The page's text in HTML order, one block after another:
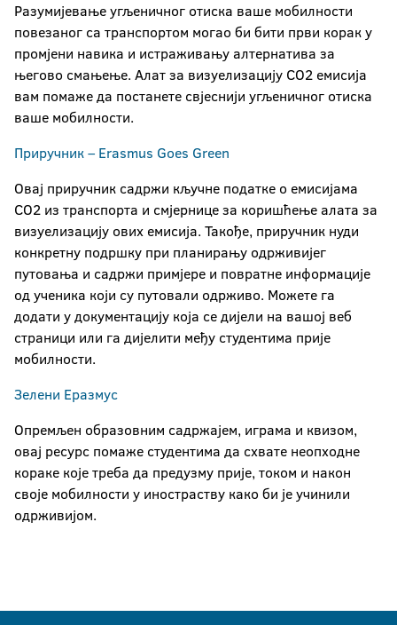
Разумијевање угљеничног отиска ваше мобилности
повезаног са транспортом могао би бити први корак у
промјени навика и истраживању алтернатива за
његово смањење. Алат за визуелизацију СО2 емисија
вам помаже да постанете свјеснији угљеничног отиска
ваше мобилности.
Приручник – Erasmus Goes Green
Овај приручник садржи кључне податке о емисијама
СО2 из транспорта и смјернице за коришћење алата за
визуелизацију ових емисија. Такође, приручник нуди
конкретну подршку при планирању одрживијег
путовања и садржи примјере и повратне информације
од ученика који су путовали одрживо. Можете га
додати у документацију која се дијели на вашој веб
страници или га дијелити међу студентима прије
мобилности.
Зелени Еразмус
Опремљен образовним садржајем, играма и квизом,
овај ресурс помаже студентима да схвате неопходне
кораке које треба да предузму прије, током и након
своје мобилности у иностраству како би је учинили
одрживијом.